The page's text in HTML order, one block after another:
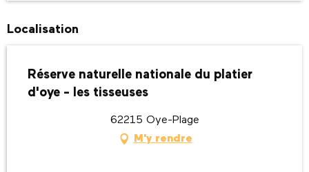
Localisation
Réserve naturelle nationale du platier
d'oye - les tisseuses
62215 Oye-Plage
M'y rendre